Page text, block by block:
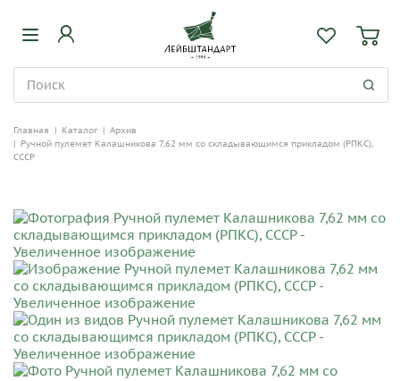
Главная | Каталог | Архив
| Ручной пулемет Калашникова 7,62 мм со складывающимся прикладом (РПКС),
СССР